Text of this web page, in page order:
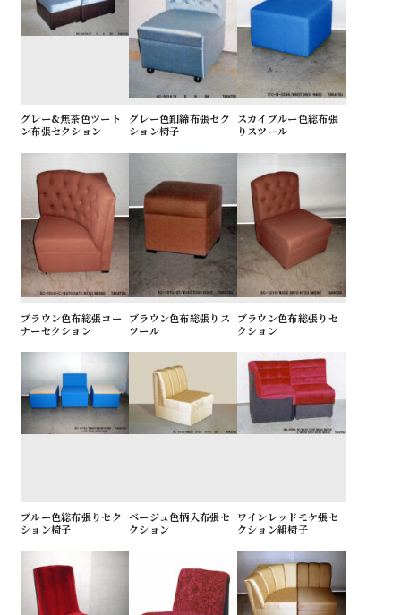
グレー&焦茶色ツート
ン布張セクション
グレー色釦締布張セク
ション椅子
スカイブルー色総布張
りスツール
ブラウン色布総張コー
ナーセクション
ブラウン色布総張りス
ツール
ブラウン色布総張りセ
クション
ブルー色総布張りセク
ション椅子
ベージュ色柄入布張セ
クション
ワインレッドモケ張セ
クション組椅子